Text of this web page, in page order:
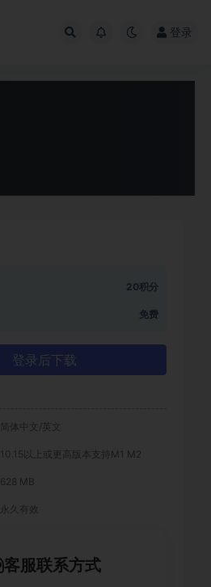
登录
20积分
免费
登录后下载
简体中文/英文
10.15以上或更高版本支持M1 M2
628 MB
永久有效
客服联系方式